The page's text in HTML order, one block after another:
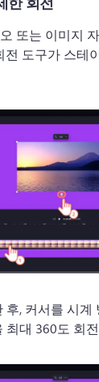
또는 이미지
전 도구가 스테
후, 커서를 시계
최대 360도 회